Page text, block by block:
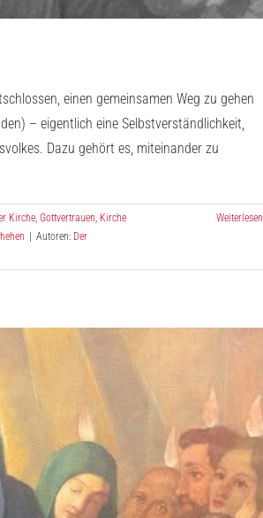
einen gemeinsamen Weg zu gehen
– eigentlich eine Selbstverständlichkeit,
Dazu gehört es, miteinander zu
Kirche Gottvertrauen Kirche
| Autoren: Der
Weiterlesen